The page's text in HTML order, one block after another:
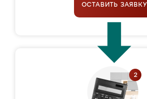
ОСТАВИТЬ ЗАЯВКУ